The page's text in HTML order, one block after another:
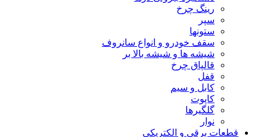
رینگ چرخ
سپر
ستونها
سقف خودرو و انواع سانروف
شیشه ها و شیشه بالا بر
قالپاق چرخ
قفل
کابل و سیم
کاپوت
گلگیرها
نوار
قطعات برقی و الکتریکی